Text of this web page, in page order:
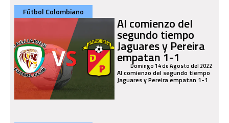
Fútbol Colombiano
Al comienzo del
segundo tiempo
Jaguares y Pereira
empatan 1-1
Domingo 14 de Agosto del 2022
Al comienzo del segundo tiempo
Jaguares y Pereira empatan 1-1